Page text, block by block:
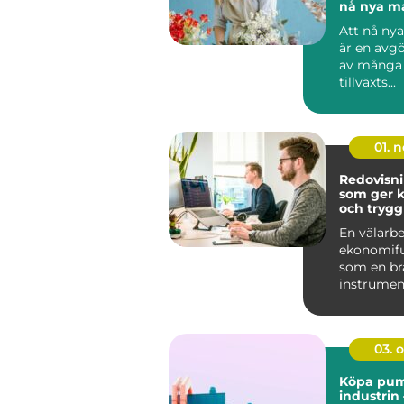
nå nya
Att nå
är en
av
tillväxts...
01.
som ger
och
En
som en
och enkel
03.
Köpa
industrin